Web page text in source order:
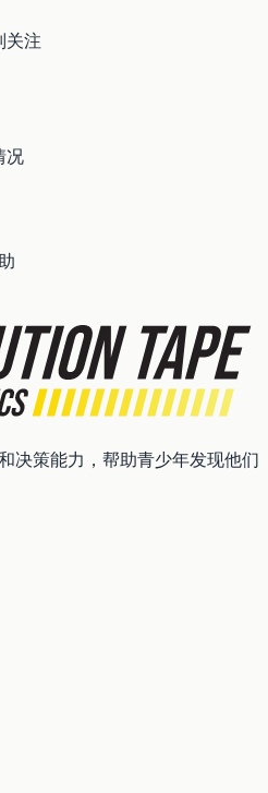
关注
况
决策能力，帮助青少年发现他们